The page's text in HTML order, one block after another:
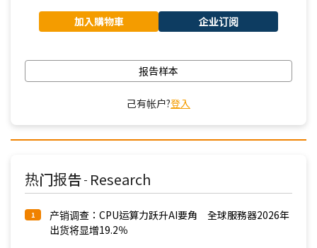
加入購物車 企业订阅
报告样本
己有帐户?登入
热门报告 - Research
1
产销调查：CPU运算力跃升AI要角 全球服務器2026年
出货将显增19.2％